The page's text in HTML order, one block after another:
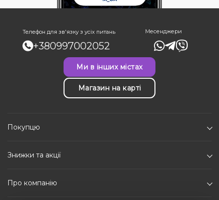
Телефон для зв'язку з усіх питань
+380997002052
Месенджери
Ми в інших містах
Магазин на карті
Покупцю
Знижки та акції
Про компанію